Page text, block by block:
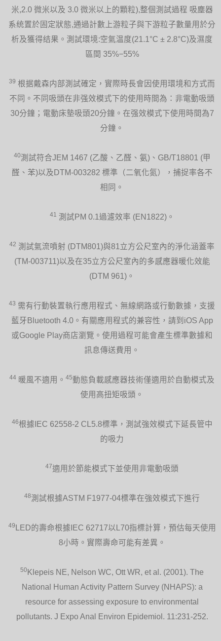
米,2.0 微米以及 3.0 微米以上的顆粒),整個測試過程 吸塵器
系统置於固定狀態,通過計數上游粒子與下游粒子數量用於分
析及獲得结果。測試環境:空氣温度(21.1°C ± 2.8°C)及濕度
區間 35%−55%
39 根据戴森内部測試確定，實際時長會因使用環境和方式而
不同。不同吸頭在非强效模式下的使用時間為：非電動吸頭
30分鐘；電動床墊吸頭20分鐘。在强效模式下使用時間為7
分鐘。
40測試符合JEM 1467 (乙酸、乙醛、氨)、GB/T18801 (甲
醛、苯)以及DTM-003282 標準（二氧化氮），捕捉率各不
相同。
41 測試PM 0.1過濾效率 (EN1822)。
42 測試氣流噴射 (DTM801)與81立方公尺室內的淨化涵蓋率
(TM-003711)以及在35立方公尺室內的多感應器暖化效能
(DTM 961)。
43 需有行動裝置執行應用程式、無線網路或行動數據，支援
藍牙Bluetooth 4.0。有關應用程式的兼容性，請到iOS App
或Google Play商店瀏覽。使用過程可能會產生標準數據和
訊息傳送費用。
44 暖風不適用。 45動態負載感應器技術僅適用於自動模式及
使用高扭矩吸頭。
46根據IEC 62558-2 CL5.8標準，測試強效模式下延長管中
的吸力
47適用於節能模式下並使用非電動吸頭
48測試根據ASTM F1977-04標準在強效模式下進行
49
LED的壽命根據IEC 62717以L70指標計算，預估每天使用
8小時。實際壽命可能有差異。
50 Klepeis NE, Nelson WC, Ott WR, et al. (2001). The
National Human Activity Pattern Survey (NHAPS): a
resource for assessing exposure to environmental
pollutants. J Expo Anal Environ Epidemiol. 11:231-252.